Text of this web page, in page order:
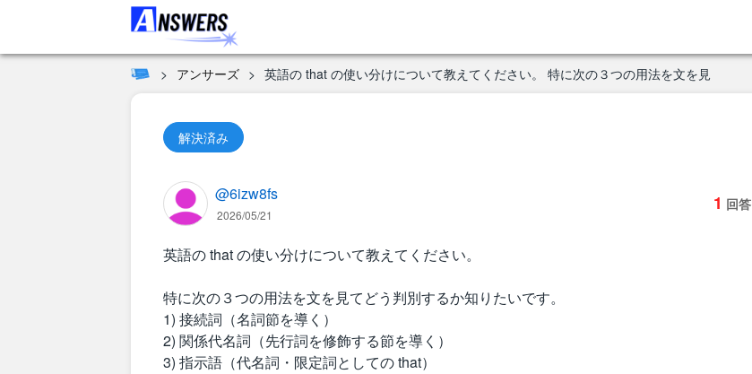
アンサーズ 英語の that の使い分けについて教えてください。 特に次の３つの用法を文を見
解決済み
@6izw8fs
2026/05/21
1 回答
英語の that の使い分けについて教えてください。
特に次の３つの用法を文を見てどう判別するか知りたいです。
1) 接続詞（名詞節を導く）
2) 関係代名詞（先行詞を修飾する節を導く）
3) 指示語（代名詞・限定詞としての that）